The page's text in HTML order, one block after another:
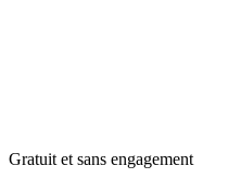
Gratuit et sans engagement